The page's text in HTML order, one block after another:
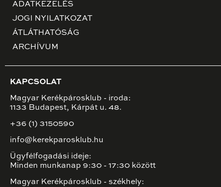
ADATKEZELÉS
JOGI NYILATKOZAT
ÁTLÁTHATÓSÁG
ARCHÍVUM
KAPCSOLAT
Magyar Kerékpárosklub - iroda:
1133 Budapest, Kárpát u. 48.
+36 (1) 3150590
info@kerekparosklub.hu
Ügyfélfogadási ideje:
Minden munkanap 9:30 - 17:30 között
Magyar Kerékpárosklub - székhely: